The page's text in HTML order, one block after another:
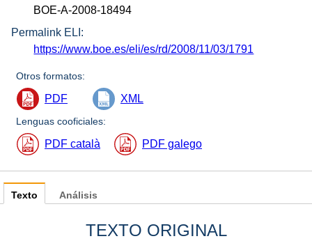
BOE-A-2008-18494
Permalink ELI:
https://www.boe.es/eli/es/rd/2008/11/03/1791
Otros formatos:
PDF XML
Lenguas cooficiales:
PDF català PDF galego
Texto
TEXTO ORIGINAL
Análisis